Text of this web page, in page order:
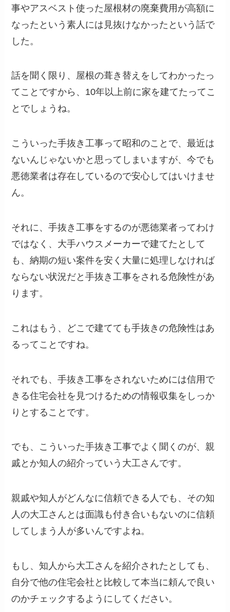
事やアスベスト使った屋根材の廃棄費用が高額に
なったという素人には見抜けなかったという話で
した。
話を聞く限り、屋根の葺き替えをしてわかったっ
てことですから、10年以上前に家を建てたってこ
とでしょうね。
こういった手抜き工事って昭和のことで、最近は
ないんじゃないかと思ってしまいますが、今でも
悪徳業者は存在しているので安心してはいけませ
ん。
それに、手抜き工事をするのが悪徳業者ってわけ
ではなく、大手ハウスメーカーで建てたとして
も、納期の短い案件を安く大量に処理しなければ
ならない状況だと手抜き工事をされる危険性があ
ります。
これはもう、どこで建てても手抜きの危険性はあ
るってことですね。
それでも、手抜き工事をされないためには信用で
きる住宅会社を見つけるための情報収集をしっか
りとすることです。
でも、こういった手抜き工事でよく聞くのが、親
戚とか知人の紹介っていう大工さんです。
親戚や知人がどんなに信頼できる人でも、その知
人の大工さんとは面識も付き合いもないのに信頼
してしまう人が多いんですよね。
もし、知人から大工さんを紹介されたとしても、
自分で他の住宅会社と比較して本当に頼んで良い
のかチェックするようにしてください。